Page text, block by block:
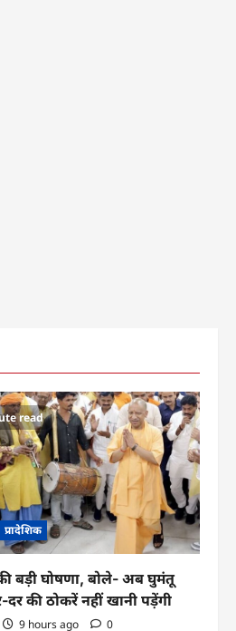
read
प्रादेशिक
बड़ी घोषणा, बोले- अब घुमंतू
की ठोकरें नहीं खानी पड़ेंगी
9 hours ago 0